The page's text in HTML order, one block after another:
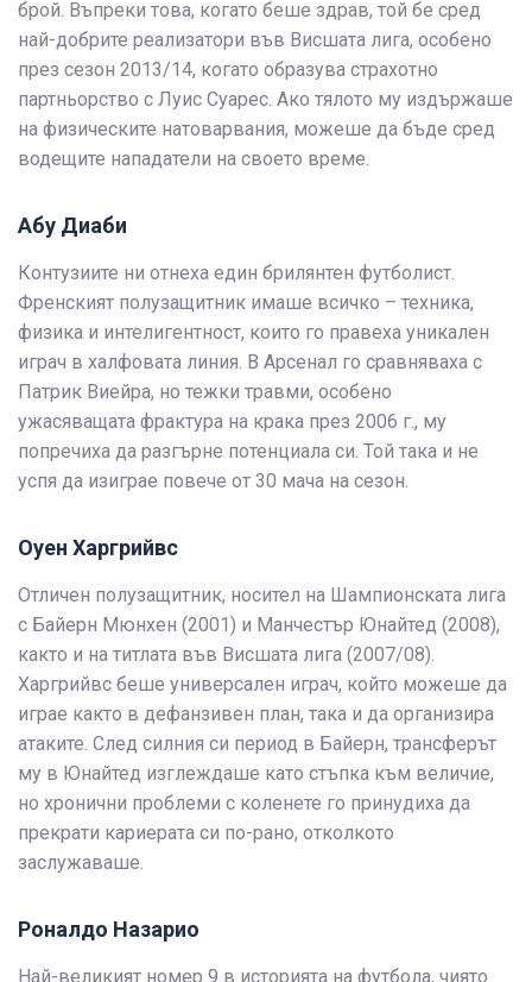
брой. Въпреки това, когато беше здрав, той бе сред
най-добрите реализатори във Висшата лига, особено
през сезон 2013/14, когато образува страхотно
партньорство с Луис Суарес. Ако тялото му издържаше
на физическите натоварвания, можеше да бъде сред
водещите нападатели на своето време.
Абу Диаби
Контузиите ни отнеха един брилянтен футболист.
Френският полузащитник имаше всичко – техника,
физика и интелигентност, които го правеха уникален
играч в халфовата линия. В Арсенал го сравняваха с
Патрик Виейра, но тежки травми, особено
ужасяващата фрактура на крака през 2006 г., му
попречиха да разгърне потенциала си. Той така и не
успя да изиграе повече от 30 мача на сезон.
Оуен Харгрийвс
Отличен полузащитник, носител на Шампионската лига
с Байерн Мюнхен (2001) и Манчестър Юнайтед (2008),
както и на титлата във Висшата лига (2007/08).
Харгрийвс беше универсален играч, който можеше да
играе както в дефанзивен план, така и да организира
атаките. След силния си период в Байерн, трансферът
му в Юнайтед изглеждаше като стъпка към величие,
но хронични проблеми с коленете го принудиха да
прекрати кариерата си по-рано, отколкото
заслужаваше.
Роналдо Назарио
Най-великият номер 9 в историята на футбола, чиято